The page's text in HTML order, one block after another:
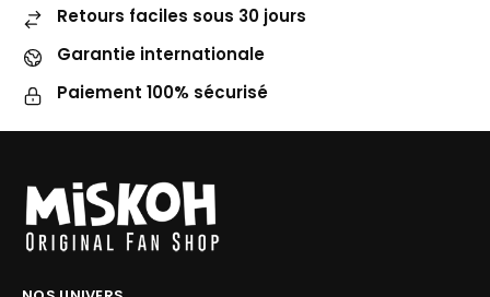
Retours faciles sous 30 jours
Garantie internationale
Paiement 100% sécurisé